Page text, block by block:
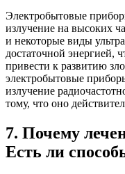
Электробытовые
излучение на высоких
и некоторые виды
достаточной энергией,
привести к развитию
электробытовые
излучение
тому, что оно
7. Почему
Есть ли